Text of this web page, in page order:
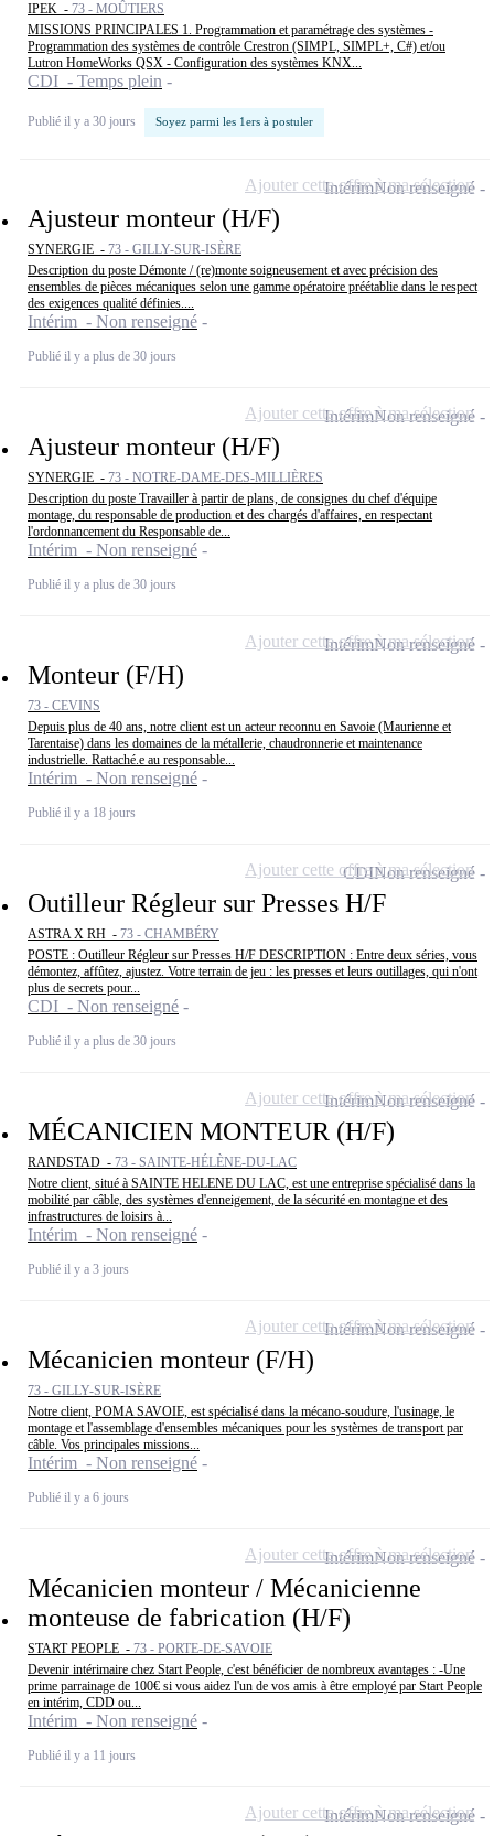
IPEK - 73 - MOÛTIERS
MISSIONS PRINCIPALES 1. Programmation et paramétrage des systèmes -
Programmation des systèmes de contrôle Crestron (SIMPL, SIMPL+, C#) et/ou
Lutron HomeWorks QSX - Configuration des systèmes KNX...
CDI - Temps plein
Publié il y a 30 jours Soyez parmi les 1ers à postuler
Ajusteur monteur (H/F)
SYNERGIE - 73 - GILLY-SUR-ISÈRE
Description du poste Démonte / (re)monte soigneusement et avec précision des
ensembles de pièces mécaniques selon une gamme opératoire préétablie dans le respect
des exigences qualité définies....
Intérim - Non renseigné
Publié il y a plus de 30 jours
IntérimNon renseigné
Ajouter cette offre à ma sélection
Ajusteur monteur (H/F)
SYNERGIE - 73 - NOTRE-DAME-DES-MILLIÈRES
Description du poste Travailler à partir de plans, de consignes du chef d'équipe
montage, du responsable de production et des chargés d'affaires, en respectant
l'ordonnancement du Responsable de...
Intérim - Non renseigné
Publié il y a plus de 30 jours
IntérimNon renseigné
Ajouter cette offre à ma sélection
Monteur (F/H)
73 - CEVINS
Depuis plus de 40 ans, notre client est un acteur reconnu en Savoie (Maurienne et
Tarentaise) dans les domaines de la métallerie, chaudronnerie et maintenance
industrielle. Rattaché.e au responsable...
Intérim - Non renseigné
Publié il y a 18 jours
IntérimNon renseigné
Ajouter cette offre à ma sélection
Outilleur Régleur sur Presses H/F
ASTRA X RH - 73 - CHAMBÉRY
POSTE : Outilleur Régleur sur Presses H/F DESCRIPTION : Entre deux séries, vous
démontez, affûtez, ajustez. Votre terrain de jeu : les presses et leurs outillages, qui n'ont
plus de secrets pour...
CDI - Non renseigné
Publié il y a plus de 30 jours
CDINon renseigné
Ajouter cette offre à ma sélection
MÉCANICIEN MONTEUR (H/F)
RANDSTAD - 73 - SAINTE-HÉLÈNE-DU-LAC
Notre client, situé à SAINTE HELENE DU LAC, est une entreprise spécialisé dans la
mobilité par câble, des systèmes d'enneigement, de la sécurité en montagne et des
infrastructures de loisirs à...
Intérim - Non renseigné
Publié il y a 3 jours
IntérimNon renseigné
Ajouter cette offre à ma sélection
Mécanicien monteur (F/H)
73 - GILLY-SUR-ISÈRE
Notre client, POMA SAVOIE, est spécialisé dans la mécano-soudure, l'usinage, le
montage et l'assemblage d'ensembles mécaniques pour les systèmes de transport par
câble. Vos principales missions...
Intérim - Non renseigné
Publié il y a 6 jours
IntérimNon renseigné
Ajouter cette offre à ma sélection
Mécanicien monteur / Mécanicienne
monteuse de fabrication (H/F)
START PEOPLE - 73 - PORTE-DE-SAVOIE
Devenir intérimaire chez Start People, c'est bénéficier de nombreux avantages : -Une
prime parrainage de 100€ si vous aidez l'un de vos amis à être employé par Start People
en intérim, CDD ou...
Intérim - Non renseigné
Publié il y a 11 jours
IntérimNon renseigné
Ajouter cette offre à ma sélection
IntérimNon renseigné
Ajouter cette offre à ma sélection